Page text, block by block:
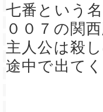
七番という
００７の関
主人公は殺
途中で出て